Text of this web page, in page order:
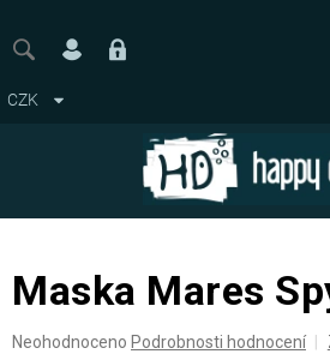
obsah
CZK
Maska Mares
Průměrné
Neohodnoceno Podrobnosti hodnocení